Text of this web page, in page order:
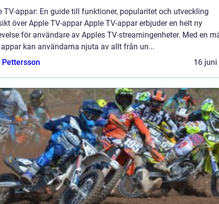
TV-appar: En guide till funktioner, popularitet och utveckling
över Apple TV-appar Apple TV-appar erbjuder en helt ny
för användare av Apples TV-streamingenheter. Med en
kan användarna njuta av allt från un...
16 juni